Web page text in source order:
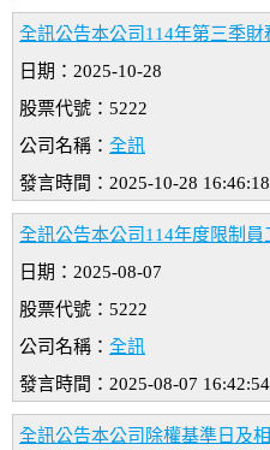
全訊公告本公司114年第三季
日期：2025-10-28
股票代號：5222
公司名稱： 全訊
發言時間：2025-10-28 16:46:18
全訊公告本公司114年度限制
日期：2025-08-07
股票代號：5222
公司名稱： 全訊
發言時間：2025-08-07 16:42:54
全訊公告本公司除權基準日及